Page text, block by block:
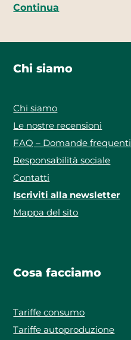
Continua
Chi siamo
Chi siamo
Le nostre recensioni
FAQ – Domande frequenti
Responsabilità sociale
Contatti
Iscriviti alla newsletter
Mappa del sito
Cosa facciamo
Tariffe consumo
Tariffe autoproduzione